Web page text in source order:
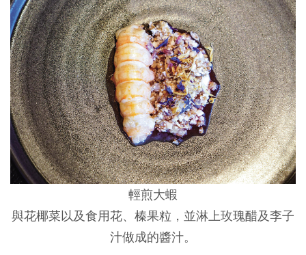
輕煎大蝦
與花椰菜以及食用花、榛果粒，並淋上玫瑰醋及李子
汁做成的醬汁。